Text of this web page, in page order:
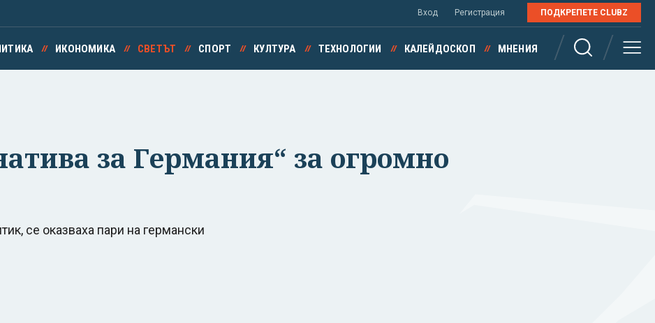
Вход Регистрация ПОДКРЕПЕТЕ CLUBZ
ИКОНОМИКА СВЕТЪТ СПОРТ КУЛТУРА ТЕХНОЛОГИИ КАЛЕЙДОСКОП МНЕНИЯ
за Германия“ за огромно
се оказваха пари на германски